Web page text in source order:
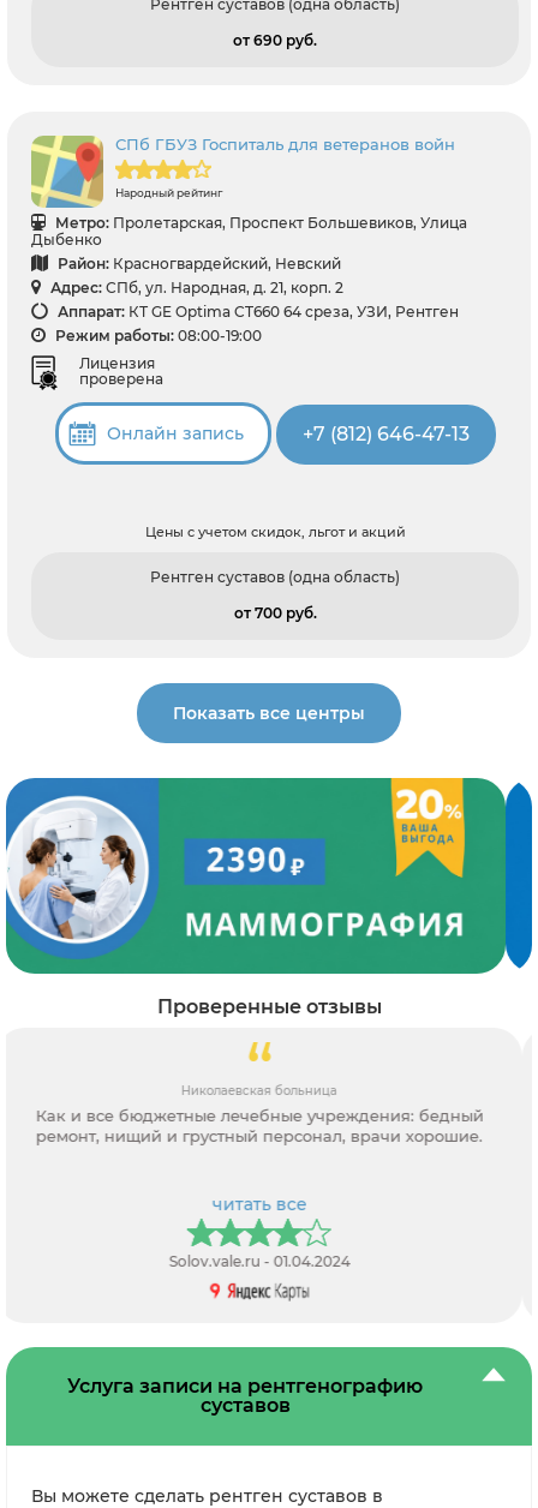
Рентген суставов (одна область)
от 690 pуб.
СПб ГБУЗ Госпиталь для ветеранов войн
Народный рейтинг
Метро: Пролетарская, Проспект Большевиков, Улица
Дыбенко
Район: Красногвардейский, Невский
Адрес: СПб, ул. Народная, д. 21, корп. 2
Аппарат: КТ GE Optima CT660 64 среза, УЗИ, Рентген
Режим работы: 08:00-19:00
Лицензия
проверена
Онлайн запись +7 (812) 646-47-13
Цены с учетом скидок, льгот и акций
Рентген суставов (одна область)
от 700 pуб.
Показать все центры
Проверенные отзывы
Кабинет УЗИ 21 век ул. Шаврова, д. 26
Уютно. Замечательно, что рентген теперь можно сделать в
сети клиник 21 век в Приморском районе - не нужно ехать
отделения на Коломяжском 28, перешли сюда. В
Коломяжском они уже были все как родные....
читать все
Elena Win - 13.10.2023
Услуга записи на рентгенографию
суставов
Вы можете сделать рентген суставов в